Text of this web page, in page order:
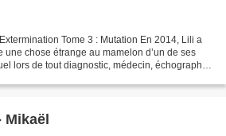
Tome 3 : Mutation En 2014, Lili a
chose étrange au mamelon d’un de ses
lors de tout diagnostic, médecin, échographie,
Mikaël